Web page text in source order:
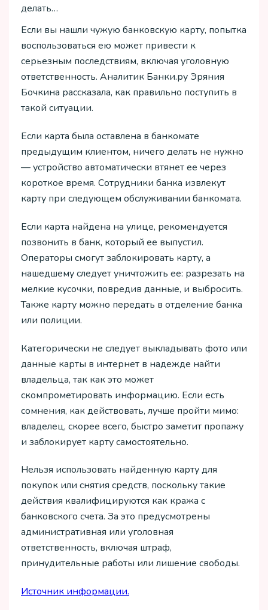
делать…
Если вы нашли чужую банковскую карту, попытка
воспользоваться ею может привести к
серьезным последствиям, включая уголовную
ответственность. Аналитик Банки.ру Эряния
Бочкина рассказала, как правильно поступить в
такой ситуации.
Если карта была оставлена в банкомате
предыдущим клиентом, ничего делать не нужно
— устройство автоматически втянет ее через
короткое время. Сотрудники банка извлекут
карту при следующем обслуживании банкомата.
Если карта найдена на улице, рекомендуется
позвонить в банк, который ее выпустил.
Операторы смогут заблокировать карту, а
нашедшему следует уничтожить ее: разрезать на
мелкие кусочки, повредив данные, и выбросить.
Также карту можно передать в отделение банка
или полиции.
Категорически не следует выкладывать фото или
данные карты в интернет в надежде найти
владельца, так как это может
скомпрометировать информацию. Если есть
сомнения, как действовать, лучше пройти мимо:
владелец, скорее всего, быстро заметит пропажу
и заблокирует карту самостоятельно.
Нельзя использовать найденную карту для
покупок или снятия средств, поскольку такие
действия квалифицируются как кража с
банковского счета. За это предусмотрены
административная или уголовная
ответственность, включая штраф,
принудительные работы или лишение свободы.
Источник информации.